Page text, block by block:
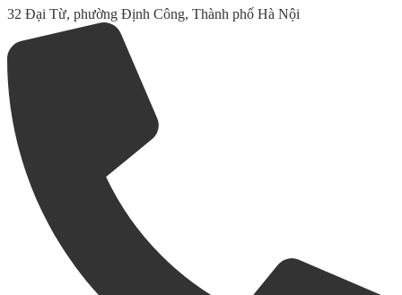
32 Đại Từ, phường Định Công, Thành phố Hà Nội